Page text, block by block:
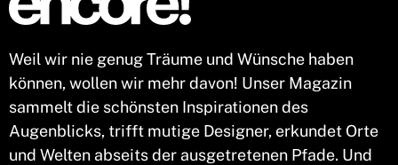
Weil wir nie genug Träume und Wünsche haben
können, wollen wir mehr davon! Unser Magazin
sammelt die schönsten Inspirationen des
Augenblicks, trifft mutige Designer, erkundet Orte
und Welten abseits der ausgetretenen Pfade. Und